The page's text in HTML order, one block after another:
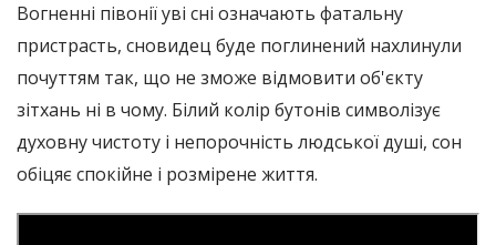
Вогненні півонії уві сні означають фатальну
пристрасть, сновидец буде поглинений нахлинули
почуттям так, що не зможе відмовити об'єкту
зітхань ні в чому. Білий колір бутонів символізує
духовну чистоту і непорочність людської душі, сон
обіцяє спокійне і розмірене життя.